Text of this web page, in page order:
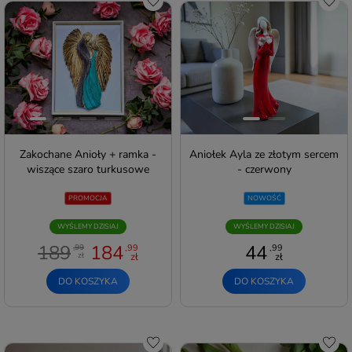
Zakochane Anioły + ramka -
wiszące szaro turkusowe
PROMOCJA
WYŚLEMY DZISIAJ
189 ,99
zł 184,99
zł
DO KOSZYKA
Aniołek Ayla ze złotym sercem
- czerwony
NOWOŚĆ
WYŚLEMY DZISIAJ
44 ,99
zł
DO KOSZYKA
Do schowka Do